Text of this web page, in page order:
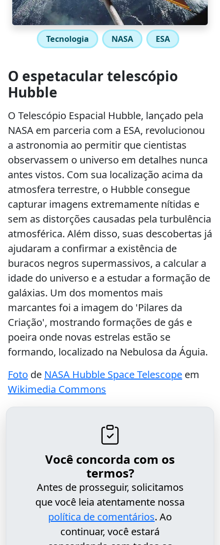
Tecnologia NASA ESA
O espetacular telescópio
Hubble
O Telescópio Espacial Hubble, lançado pela
NASA em parceria com a ESA, revolucionou
a astronomia ao permitir que cientistas
observassem o universo em detalhes nunca
antes vistos. Com sua localização acima da
atmosfera terrestre, o Hubble consegue
capturar imagens extremamente nítidas e
sem as distorções causadas pela turbulência
atmosférica. Além disso, suas descobertas já
ajudaram a confirmar a existência de
buracos negros supermassivos, a calcular a
idade do universo e a estudar a formação de
galáxias. Um dos momentos mais
marcantes foi a imagem do 'Pilares da
Criação', mostrando formações de gás e
poeira onde novas estrelas estão se
formando, localizado na Nebulosa da Águia.
Foto de NASA Hubble Space Telescope em
Wikimedia Commons
Você concorda com os
termos?
Antes de prosseguir, solicitamos
que você leia atentamente nossa
política de comentários. Ao
continuar, você estará